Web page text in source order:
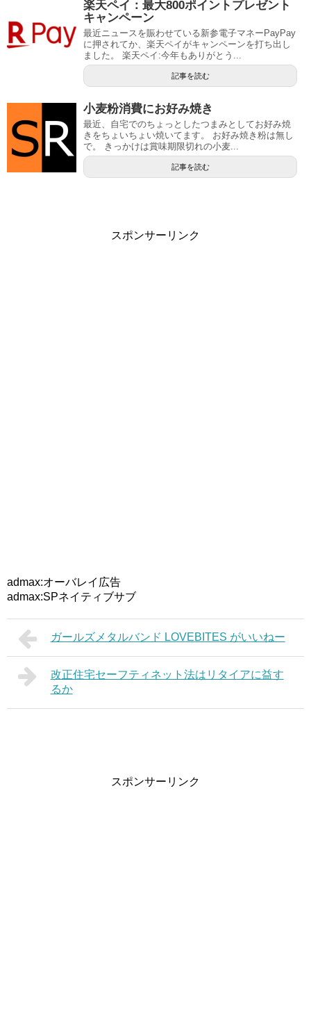
楽天ペイ：最大800ポイントプレゼント
キャンペーン
最近ニュースを賑わせている新参電子マネーPayPay
に押されてか、楽天ペイがキャンペーンを打ち出し
ました。 楽天ペイ:今年もありがとう...
記事を読む
小麦粉消費にお好み焼き
最近、自宅でのちょっとしたつまみとしてお好み焼
きをちょいちょい焼いてます。 お好み焼き粉は無し
で。 きっかけは賞味期限切れの小麦...
記事を読む
スポンサーリンク
admax:オーバレイ広告
admax:SPネイティブサブ
ガールズメタルバンド LOVEBITES がいいねー
改正住宅セーフティネット法はリタイアに益す
るか
スポンサーリンク